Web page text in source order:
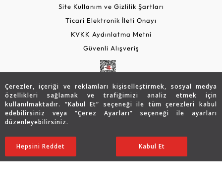
Çerezler, içeriği ve reklamları kişiselleştirmek, sosyal medya
özellikleri sağlamak ve trafiğimizi analiz etmek için
kullanılmaktadır. “Kabul Et” seçeneği ile tüm çerezleri kabul
edebilirsiniz veya “Çerez Ayarları” seçeneği ile ayarları
düzenleyebilirsiniz.
Ayarları Düzenle
Hepsini Reddet Kabul Et
Site Kullanım ve Gizlilik Şartları
Ticari Elektronik İleti Onayı
KVKK Aydınlatma Metni
Güvenli Alışveriş
Copyright © 2026 Assos Pırlanta - Bu sitenin tüm hakları